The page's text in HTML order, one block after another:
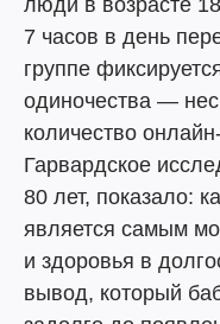
люди в возрасте
7 часов в день
группе
одиночества —
количество
Гарвардское
80 лет, показало:
является самым
и здоровья в
вывод, который